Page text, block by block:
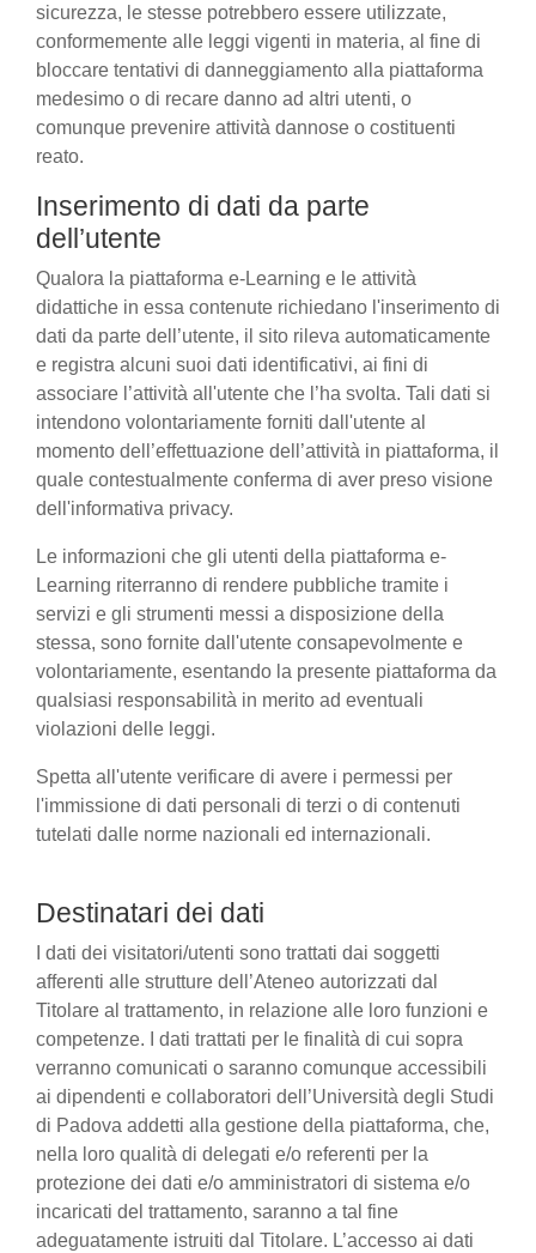
sicurezza, le stesse potrebbero essere utilizzate,
conformemente alle leggi vigenti in materia, al fine di
bloccare tentativi di danneggiamento alla piattaforma
medesimo o di recare danno ad altri utenti, o
comunque prevenire attività dannose o costituenti
reato.
Inserimento di dati da parte
dell’utente
Qualora la piattaforma e-Learning e le attività
didattiche in essa contenute richiedano l'inserimento di
dati da parte dell’utente, il sito rileva automaticamente
e registra alcuni suoi dati identificativi, ai fini di
associare l’attività all'utente che l’ha svolta. Tali dati si
intendono volontariamente forniti dall'utente al
momento dell’effettuazione dell’attività in piattaforma, il
quale contestualmente conferma di aver preso visione
dell'informativa privacy.
Le informazioni che gli utenti della piattaforma e-
Learning riterranno di rendere pubbliche tramite i
servizi e gli strumenti messi a disposizione della
stessa, sono fornite dall'utente consapevolmente e
volontariamente, esentando la presente piattaforma da
qualsiasi responsabilità in merito ad eventuali
violazioni delle leggi.
Spetta all'utente verificare di avere i permessi per
l'immissione di dati personali di terzi o di contenuti
tutelati dalle norme nazionali ed internazionali.
Destinatari dei dati
I dati dei visitatori/utenti sono trattati dai soggetti
afferenti alle strutture dell’Ateneo autorizzati dal
Titolare al trattamento, in relazione alle loro funzioni e
competenze. I dati trattati per le finalità di cui sopra
verranno comunicati o saranno comunque accessibili
ai dipendenti e collaboratori dell’Università degli Studi
di Padova addetti alla gestione della piattaforma, che,
nella loro qualità di delegati e/o referenti per la
protezione dei dati e/o amministratori di sistema e/o
incaricati del trattamento, saranno a tal fine
adeguatamente istruiti dal Titolare. L’accesso ai dati